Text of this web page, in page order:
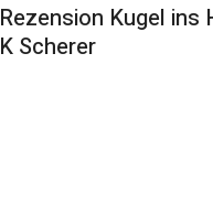
Rezension Kugel ins
K Scherer